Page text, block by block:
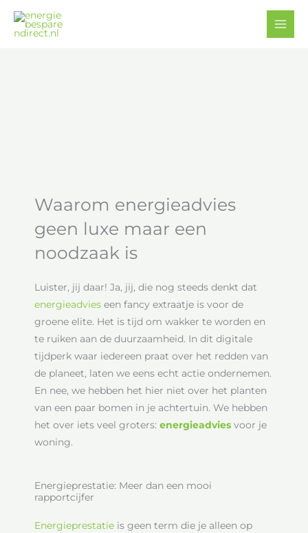
naar
Waarom energieadvies
geen luxe maar een
noodzaak is
Luister, jij daar! Ja, jij, die nog steeds denkt dat
energieadvies een fancy extraatje is voor de
groene elite. Het is tijd om wakker te worden en
te ruiken aan de duurzaamheid. In dit digitale
tijdperk waar iedereen praat over het redden van
de planeet, laten we eens echt actie ondernemen.
En nee, we hebben het hier niet over het planten
van een paar bomen in je achtertuin. We hebben
het over iets veel groters: energieadvies voor je
woning.
Energieprestatie: Meer dan een mooi
rapportcijfer
Energieprestatie is geen term die je alleen op